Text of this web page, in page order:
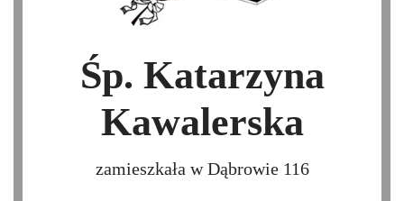
Śp. Katarzyna
Kawalerska
zamieszkała w Dąbrowie 116